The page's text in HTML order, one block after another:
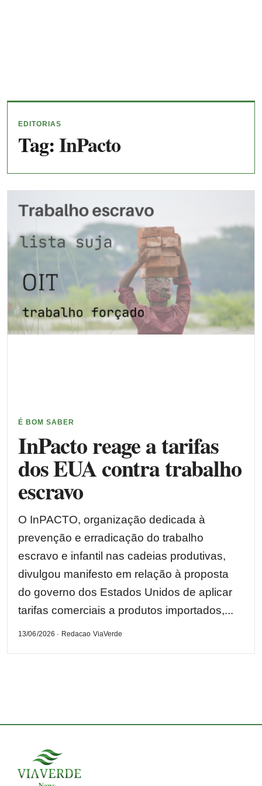
EDITORIAS
Tag:InPacto
É BOM SABER
InPacto reage a tarifas
dos EUA contra trabalho
escravo
O InPACTO, organização dedicada à
prevenção e erradicação do trabalho
escravo e infantil nas cadeias produtivas,
divulgou manifesto em relação à proposta
do governo dos Estados Unidos de aplicar
tarifas comerciais a produtos importados,...
13/06/2026 · Redacao ViaVerde